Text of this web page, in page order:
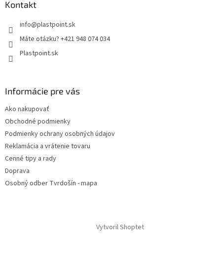
Kontakt
info@plastpoint.sk
Máte otázku? +421 948 074 034
Plastpoint.sk
Informácie pre vás
Ako nakupovať
Obchodné podmienky
Podmienky ochrany osobných údajov
Reklamácia a vrátenie tovaru
Cenné tipy a rady
Doprava
Osobný odber Tvrdošín - mapa
Vytvoril Shoptet